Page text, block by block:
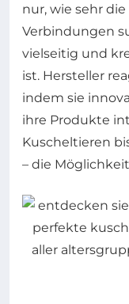
nur, wie sehr
Verbindungen
vielseitig und
ist. Hersteller
indem sie
ihre Produkte
Kuscheltieren
– die